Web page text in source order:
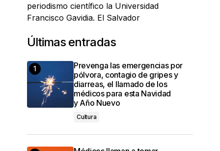
periodismo científico la Universidad
Francisco Gavidia. El Salvador
Últimas entradas
Prevenga las emergencias por
pólvora, contagio de gripes y
diarreas, el llamado de los
médicos para esta Navidad
y Año Nuevo
Cultura